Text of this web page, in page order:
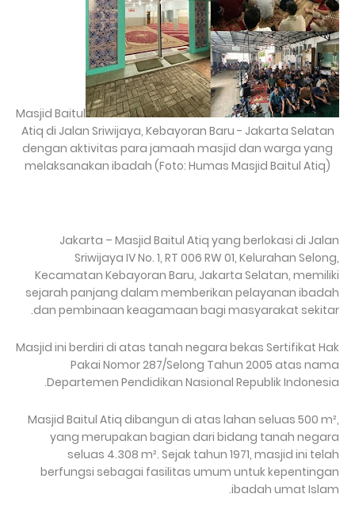
Masjid Baitul
Atiq di Jalan Sriwijaya, Kebayoran Baru - Jakarta Selatan
dengan aktivitas para jamaah masjid dan warga yang
melaksanakan ibadah (Foto: Humas Masjid Baitul Atiq)
Jakarta – Masjid Baitul Atiq yang berlokasi di Jalan
Sriwijaya IV No. 1, RT 006 RW 01, Kelurahan Selong,
Kecamatan Kebayoran Baru, Jakarta Selatan, memiliki
sejarah panjang dalam memberikan pelayanan ibadah
dan pembinaan keagamaan bagi masyarakat sekitar.
Masjid ini berdiri di atas tanah negara bekas Sertifikat Hak
Pakai Nomor 287/Selong Tahun 2005 atas nama
Departemen Pendidikan Nasional Republik Indonesia.
Masjid Baitul Atiq dibangun di atas lahan seluas 500 m²,
yang merupakan bagian dari bidang tanah negara
seluas 4.308 m². Sejak tahun 1971, masjid ini telah
berfungsi sebagai fasilitas umum untuk kepentingan
ibadah umat Islam.